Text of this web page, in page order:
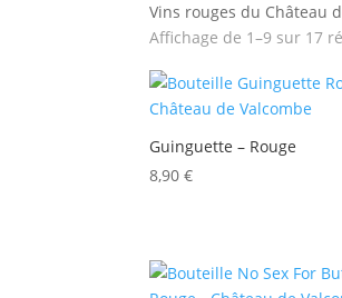
Vins rouges du Château
Affichage de 1–9 sur 17
Guinguette – Rouge
8,90€